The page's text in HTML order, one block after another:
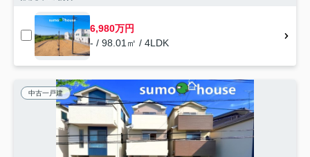
6,980万円
- / 98.01㎡ / 4LDK
中古一戸建